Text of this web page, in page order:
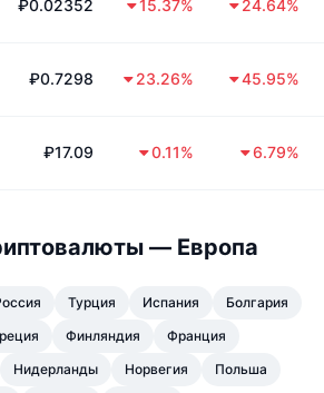
₽0.02352 15.37% 24.64%
₽0.7298 23.26% 45.95%
₽17.09 0.11% 6.79%
— Европа
Турция Испания
Болгария
Финляндия
Франция
Нидерланды Норвегия
Польша